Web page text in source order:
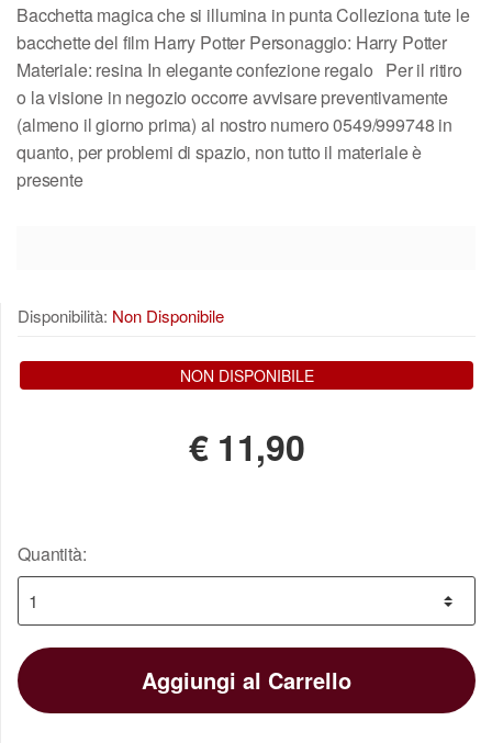
Bacchetta magica che si illumina in punta Colleziona tute le
bacchette del film Harry Potter Personaggio: Harry Potter
Materiale: resina In elegante confezione regalo Per il ritiro
o la visione in negozio occorre avvisare preventivamente
(almeno il giorno prima) al nostro numero 0549/999748 in
quanto, per problemi di spazio, non tutto il materiale è
presente
Disponibilità: Non Disponibile
NON DISPONIBILE
€ 11,90
Quantità:
Aggiungi al Carrello